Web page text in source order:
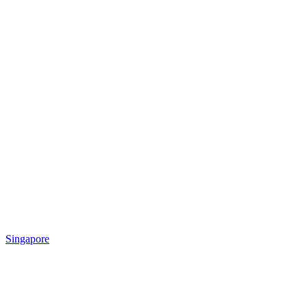
Singapore